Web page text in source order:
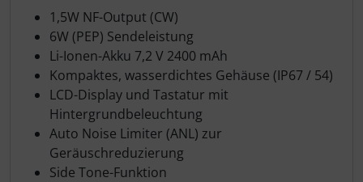
1,5W NF-Output (CW)
6W (PEP) Sendeleistung
Li-Ionen-Akku 7,2 V 2400 mAh
Kompaktes, wasserdichtes Gehäuse (IP67 / 54)
LCD-Display und Tastatur mit
Hintergrundbeleuchtung
Auto Noise Limiter (ANL) zur
Geräuschreduzierung
Side Tone-Funktion